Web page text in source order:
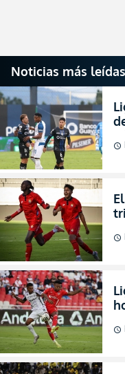
Noticias más leídas
schedule
schedule
schedule